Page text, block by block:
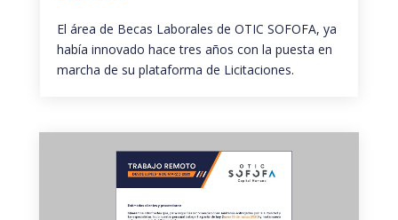
El área de Becas Laborales de OTIC SOFOFA, ya
había innovado hace tres años con la puesta en
marcha de su plataforma de Licitaciones.